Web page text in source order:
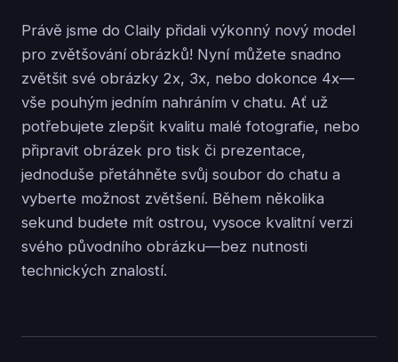
Právě jsme do Claily přidali výkonný nový model
pro zvětšování obrázků! Nyní můžete snadno
zvětšit své obrázky 2x, 3x, nebo dokonce 4x—
vše pouhým jedním nahráním v chatu. Ať už
potřebujete zlepšit kvalitu malé fotografie, nebo
připravit obrázek pro tisk či prezentace,
jednoduše přetáhněte svůj soubor do chatu a
vyberte možnost zvětšení. Během několika
sekund budete mít ostrou, vysoce kvalitní verzi
svého původního obrázku—bez nutnosti
technických znalostí.